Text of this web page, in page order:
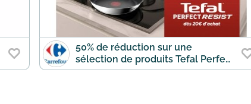
50% de réduction sur une
sélection de produits Tefal Perfect
Resist dès 20€ d'achat